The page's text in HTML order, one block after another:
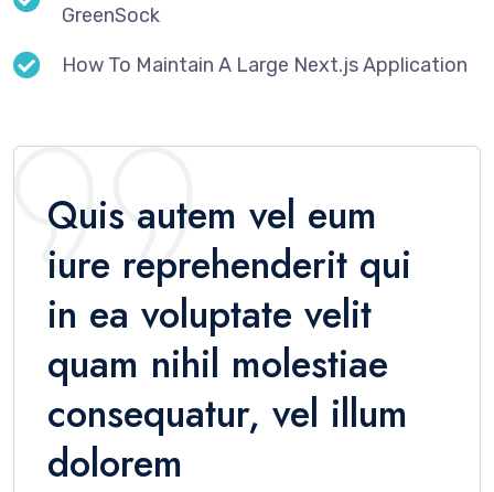
GreenSock
How To Maintain A Large Next.js Application
Quis autem vel eum
iure reprehenderit qui
in ea voluptate velit
quam nihil molestiae
consequatur, vel illum
dolorem